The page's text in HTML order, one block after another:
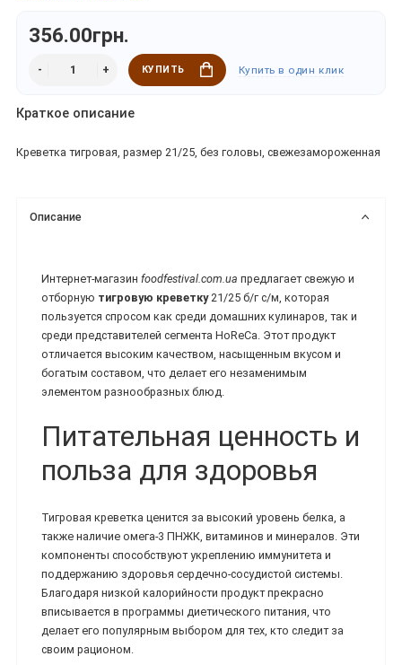
356.00грн.
КУПИТЬ Купить в один клик
Краткое описание
Креветка тигровая, размер 21/25, без головы, свежезамороженная
Описание
Интернет-магазин foodfestival.com.ua предлагает свежую и
отборную тигровую креветку21/25 б/г с/м, которая
пользуется спросом как среди домашних кулинаров, так и
среди представителей сегмента HoReCa. Этот продукт
отличается высоким качеством, насыщенным вкусом и
богатым составом, что делает его незаменимым
элементом разнообразных блюд.
Питательная ценность и
польза для здоровья
Тигровая креветка ценится за высокий уровень белка, а
также наличие омега-3 ПНЖК, витаминов и минералов. Эти
компоненты способствуют укреплению иммунитета и
поддержанию здоровья сердечно-сосудистой системы.
Благодаря низкой калорийности продукт прекрасно
вписывается в программы диетического питания, что
делает его популярным выбором для тех, кто следит за
своим рационом.